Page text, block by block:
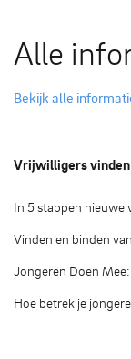
Alle
Bekijk alle
Vrijwilligers
In 5 stappen nieuwe
Vinden en binden
Jongeren Doen
Hoe betrek je